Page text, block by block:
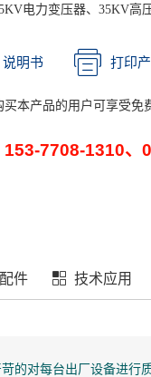
电力变压器、35KV高
说明书 打印
买本产品的用户可享受免
153-7708-1310、
件 技术应用
的对每台出厂设备进